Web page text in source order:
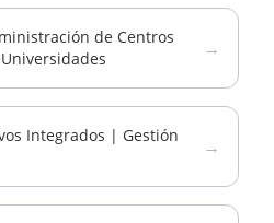
de Centros
→
Integrados | Gestión
→